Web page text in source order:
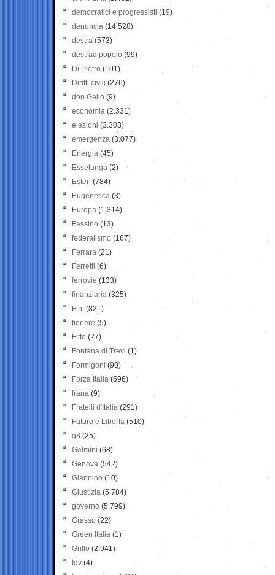
democratici e progressisti (19)
denuncia (14.528)
destra (573)
destradipopolo (99)
Di Pietro (101)
Diritti civili (276)
don Gallo (9)
economia (2.331)
elezioni (3.303)
emergenza (3.077)
Energia (45)
Esselunga (2)
Esteri (784)
Eugenetica (3)
Europa (1.314)
Fassino (13)
federalismo (167)
Ferrara (21)
Ferretti (6)
ferrovie (133)
finanziaria (325)
Fini (821)
fioriere (5)
Fitto (27)
Fontana di Trevi (1)
Formigoni (90)
Forza Italia (596)
frana (9)
Fratelli d'Italia (291)
Futuro e Libertà (510)
g8 (25)
Gelmini (68)
Genova (542)
Giannino (10)
Giustizia (5.784)
governo (5.799)
Grasso (22)
Green Italia (1)
Grillo (2.941)
Idv (4)